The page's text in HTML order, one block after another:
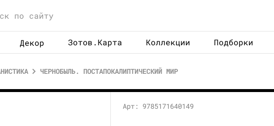
Декор Зотов.Карта Коллекции Подборки
ЧЕРНОБЫЛЬ. ПОСТАПОКАЛИПТИЧЕСКИЙ МИР
Арт: 9785171640149